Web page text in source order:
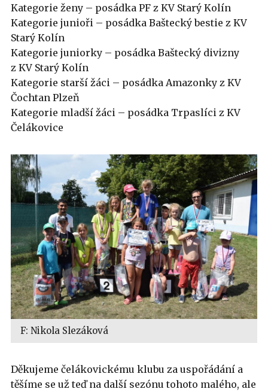
Kategorie ženy – posádka PF z KV Starý Kolín
Kategorie junioři – posádka Baštecký bestie z KV
Starý Kolín
Kategorie juniorky – posádka Baštecký divizny
z KV Starý Kolín
Kategorie starší žáci – posádka Amazonky z KV
Čochtan Plzeň
Kategorie mladší žáci – posádka Trpaslíci z KV
Čelákovice
F: Nikola Slezáková
Děkujeme čelákovickému klubu za uspořádání a
těšíme se už teď na další sezónu tohoto malého, ale